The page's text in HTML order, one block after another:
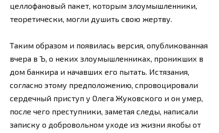
целлофановый пакет, которым злоумышленники,
теоретически, могли душить свою жертву.
Таким образом и появилась версия, опубликованная
вчера в Ъ, о неких злоумышленниках, проникших в
дом банкира и начавших его пытать. Истязания,
согласно этому предположению, спровоцировали
сердечный приступ у Олега Жуковского и он умер,
после чего преступники, заметая следы, написали
записку о добровольном уходе из жизни якобы от